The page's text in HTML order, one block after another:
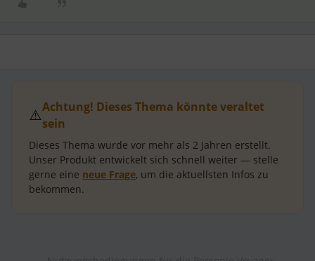
⚠️Achtung! Dieses Thema könnte veraltet
sein
Dieses Thema wurde vor mehr als 2 Jahren erstellt.
Unser Produkt entwickelt sich schnell weiter — stelle
gerne eine neue Frage, um die aktuellsten Infos zu
bekommen.